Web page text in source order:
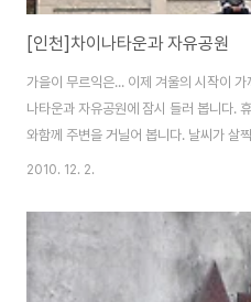
[인천]차이나타운과 자유공원
가을이 무르익은... 이제 겨울의 시작이
나타운과 자유공원에 잠시 들러 봅니다.
와함께 주변을 거닐어 봅니다. 날씨가 살
요.. 낙옆이 많이 뒹굴고.. 주변에 산책나
은 뒤로하고.. 주변의 가을 냄새만 찍은
는... 시야가 확보가 불가하여 아쉬움이
해앞바다.. 멀게만 느껴집니다. 음~ 짜장
Nikon D300 & Sigma 24-70 F2.8
2010. 12. 2.